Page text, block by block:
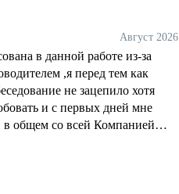
Август 2026
в данной работе из-за
,я перед тем как
не зацепило хотя
и с первых дней мне
в общем со всей Компанией